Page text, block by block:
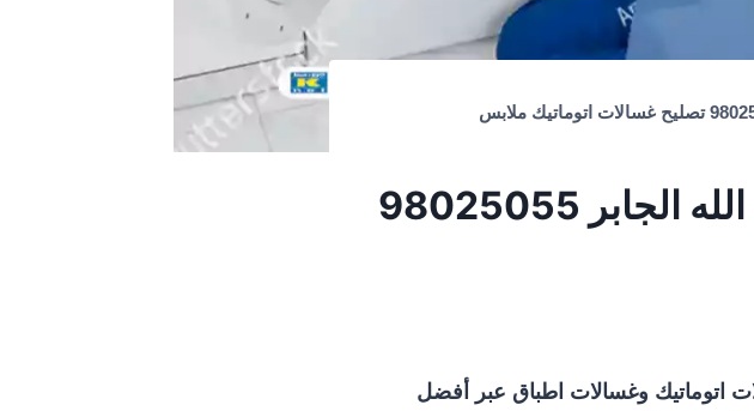
فني غسالات ضاحية مبارك العبد الله الجابر 98025055
اتوماتيك وغسالات اطباق عبر أفضل